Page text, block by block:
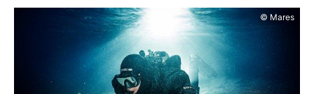
© Mares